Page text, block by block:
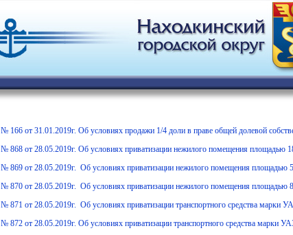
№ 166 от 31.01.2019г. Об условиях продажи 1/4 доли в праве общей долевой
№ 868 от 28.05.2019г. Об условиях приватизации нежилого помещения площадью
№ 869 от 28.05.2019г. Об условиях приватизации нежилого помещения площадью
№ 870 от 28.05.2019г. Об условиях приватизации нежилого помещения площадью
№ 871 от 28.05.2019г. Об условиях приватизации транспортного средства марки
№ 872 от 28.05.2019г. Об условиях приватизации транспортного средства марки